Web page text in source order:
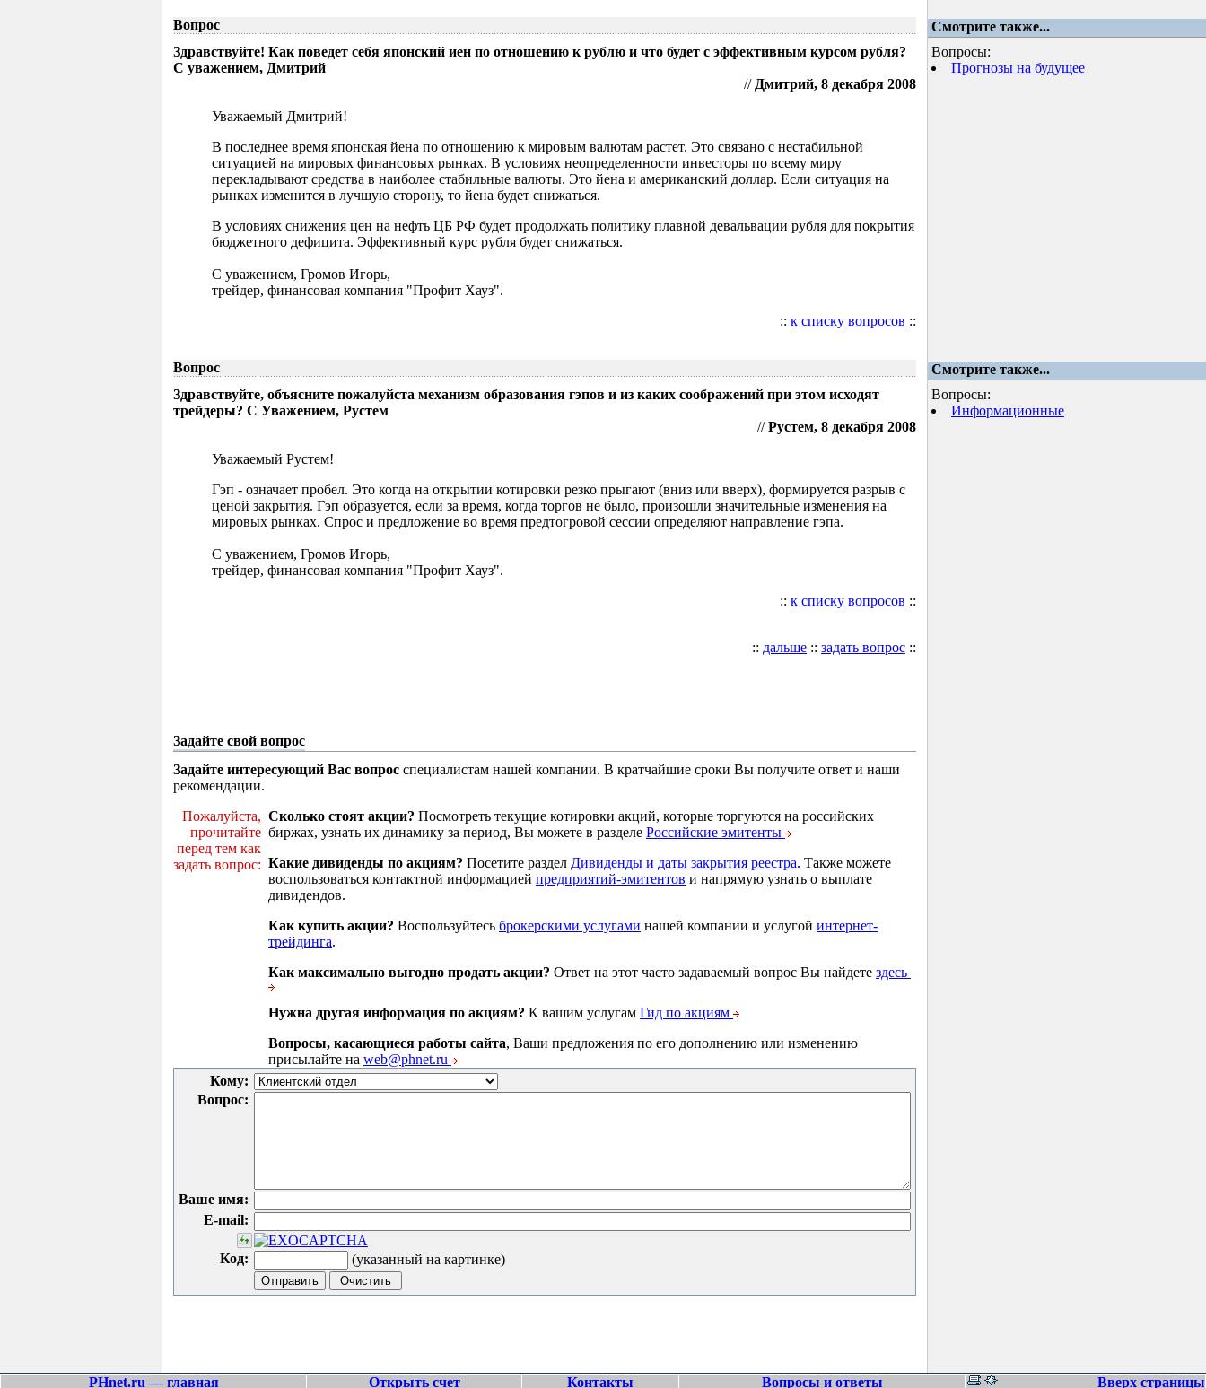
Вопрос
Смотрите также...
Здравствуйте! Как поведет себя японский иен по отношению к рублю и что будет с эффективным курсом рубля?
С уважением, Дмитрий
// Дмитрий, 8 декабря 2008
Уважаемый Дмитрий!
В последнее время японская йена по отношению к мировым валютам растет. Это связано с нестабильной
ситуацией на мировых финансовых рынках. В условиях неопределенности инвесторы по всему миру
перекладывают средства в наиболее стабильные валюты. Это йена и американский доллар. Если ситуация на
рынках изменится в лучшую сторону, то йена будет снижаться.
В условиях снижения цен на нефть ЦБ РФ будет продолжать политику плавной девальвации рубля для покрытия
бюджетного дефицита. Эффективный курс рубля будет снижаться.
С уважением, Громов Игорь,
трейдер, финансовая компания "Профит Хауз".
:: к списку вопросов ::
Вопросы:
Прогнозы на будущее
Вопрос
Смотрите также...
Здравствуйте, объясните пожалуйста механизм образования гэпов и из каких соображений при этом исходят
трейдеры? С Уважением, Рустем
//Рустем, 8 декабря 2008
Уважаемый Рустем!
Гэп - означает пробел. Это когда на открытии котировки резко прыгают (вниз или вверх), формируется разрыв с
ценой закрытия. Гэп образуется, если за время, когда торгов не было, произошли значительные изменения на
мировых рынках. Спрос и предложение во время предтогровой сессии определяют направление гэпа.
С уважением, Громов Игорь,
трейдер, финансовая компания "Профит Хауз".
:: к списку вопросов ::
Вопросы:
Информационные
:: дальше :: задать вопрос ::
Задайте свой вопрос
Задайте интересующий Вас вопрос специалистам нашей компании. В кратчайшие сроки Вы получите ответ и наши
рекомендации.
Пожалуйста,
прочитайте
перед тем как
задать вопрос:
Сколько стоят акции? Посмотреть текущие котировки акций, которые торгуются на российских
биржах, узнать их динамику за период, Вы можете в разделе Российские эмитенты
Какие дивиденды по акциям? Посетите раздел Дивиденды и даты закрытия реестра. Также можете
воспользоваться контактной информацией предприятий-эмитентов и напрямую узнать о выплате
дивидендов.
Как купить акции? Воспользуйтесь брокерскими услугами нашей компании и услугой интернет-
трейдинга.
Как максимально выгодно продать акции? Ответ на этот часто задаваемый вопрос Вы найдете здесь
Нужна другая информация по акциям? К вашим услугам Гид по акциям
Вопросы, касающиеся работы сайта, Ваши предложения по его дополнению или изменению
присылайте на web@phnet.ru
Кому:
Вопрос:
Ваше имя:
E-mail:
Код: (указанный на картинке)
PHnet.ru — главная Открыть счет Контакты Вопросы и ответы Вверх страницы